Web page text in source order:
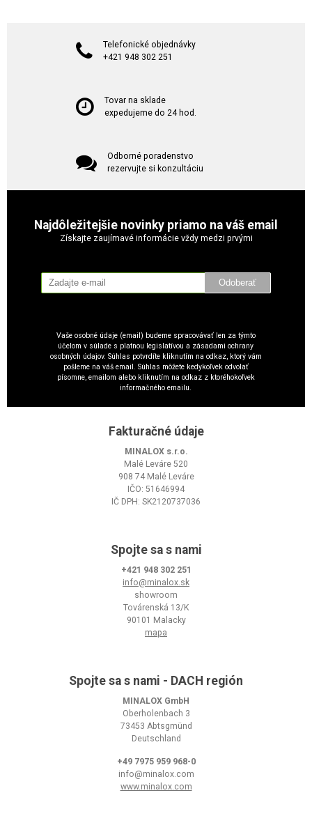
Telefonické objednávky
+421 948 302 251
Tovar na sklade
expedujeme do 24 hod.
Odborné poradenstvo
rezervujte si konzultáciu
Najdôležitejšie novinky priamo na váš email
Získajte zaujímavé informácie vždy medzi prvými
Odoberať
Vaše osobné údaje (email) budeme spracovávať len za týmto
účelom v súlade s platnou legislatívou a zásadami ochrany
osobných údajov. Súhlas potvrdíte kliknutím na odkaz, ktorý vám
pošleme na váš email. Súhlas môžete kedykoľvek odvolať
písomne, emailom alebo kliknutím na odkaz z ktoréhokoľvek
informačného emailu.
Fakturačné údaje
MINALOX s.r.o.
Malé Leváre 520
908 74 Malé Leváre
IČO: 51646994
IČ DPH: SK2120737036
Spojte sa s nami
+421 948 302 251
info@minalox.sk
showroom
Továrenská 13/K
90101 Malacky
mapa
Spojte sa s nami - DACH región
MINALOX GmbH
Oberholenbach 3
73453 Abtsgmünd
Deutschland
+49 7975 959 968-0
info@minalox.com
www.minalox.com